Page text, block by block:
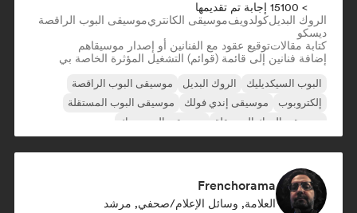
> 15100 إجابة تم تقديمها
الروك البديلكولدويفموسيقى الكانتريموسيقى البوب الراقصة
ديسكو
كتابة مقالاتتوقيع عقود مع الفنانين أو إصدار موسيقاهم
إضافة فنانين إلى قائمة (قوائم) التشغيل المؤثرة الخاصة بي
البوب السيكديليك الروك البديل
موسيقى البوب الراقصة
إلكتروبوب
موسيقى إندي فولك
موسيقى البوب المستقلة
موسيقى الروك المستقلة
موسيقى البوب روك
Frenchorama
العلامة, وسائل الإعلام/صحفي, مرشد